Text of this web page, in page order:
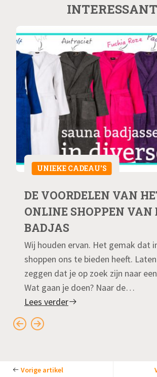
UNIEKE CADEAU'S
DE VOORDELEN VAN
ONLINE SHOPPEN VAN
BADJAS
Wij houden ervan. Het gemak dat
shoppen ons te bieden heeft.
zeggen dat je op zoek zijn naar
Wat gaan je doen? Naar de…
Lees verder
Vorige artikel